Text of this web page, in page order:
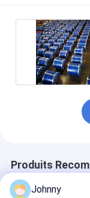
Produits
Johnny